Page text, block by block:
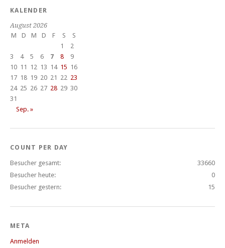
KALENDER
August 2026
M
D M D F S
S
1
2
3
4 5 6 7 8
9
10 11 12 13 14 15 16
17 18 19 20 21 22 23
24 25 26 27 28 29 30
31
Sep. »
COUNT PER DAY
33660
Besucher gesamt:
0
Besucher heute:
15
Besucher gestern:
META
Anmelden